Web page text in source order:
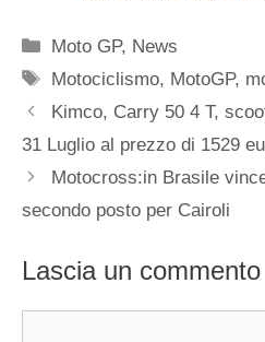
Categorie
Moto GP, News
Tag
Motociclismo, MotoGP,
Kimco, Carry 50 4 T,
31 Luglio al prezzo di 1529
Motocross:in Brasile
secondo posto per Cairoli
Lascia un commento